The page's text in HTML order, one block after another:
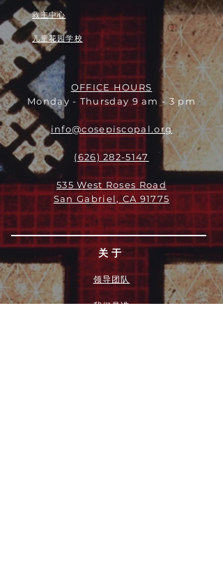
救主中心
儿童花园学校
OFFICE HOURS
Monday - Thursday 9 am - 3 pm
info@cosepiscopal.org
(626) 282-5147
535 West Roses Road
San Gabriel, CA 91775
关于
领导团队
我们是谁